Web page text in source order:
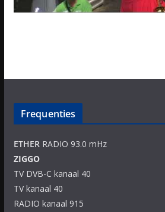
Frequenties
ETHERRADIO 93.0 mHz
ZIGGO
TV DVB-C kanaal 40
TV kanaal 40
RADIO kanaal 915